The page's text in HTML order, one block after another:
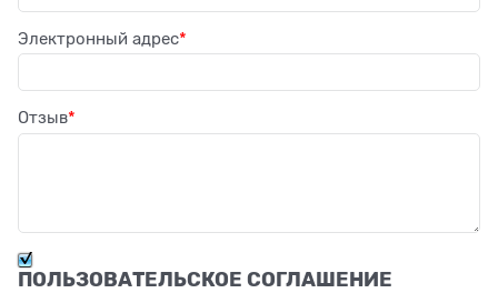
Электронный адрес
Отзыв
ПОЛЬЗОВАТЕЛЬСКОЕ СОГЛАШЕНИЕ